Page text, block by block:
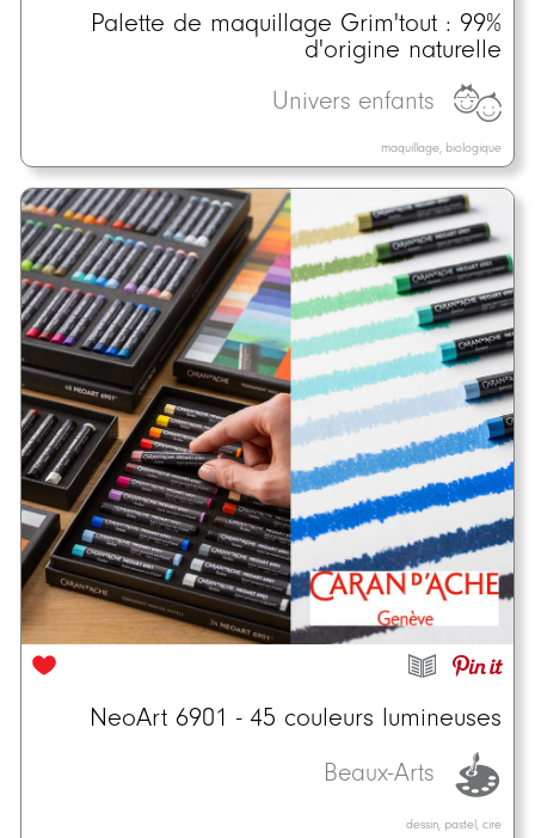
Palette de maquillage Grim'tout : 99%
d'origine naturelle
Univers enfants
maquillage, biologique
NeoArt 6901 - 45 couleurs lumineuses
Beaux-Arts
dessin, pastel, cire